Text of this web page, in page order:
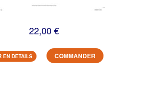
22,00 €
EN DETAILS COMMANDER